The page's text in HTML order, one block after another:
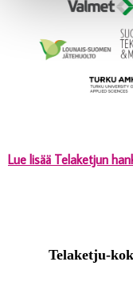
Lue lisää Telaketjun
Telaketju-